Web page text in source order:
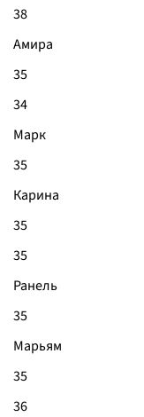
38
Амира
35
34
Марк
35
Карина
35
35
Ранель
35
Марьям
35
36